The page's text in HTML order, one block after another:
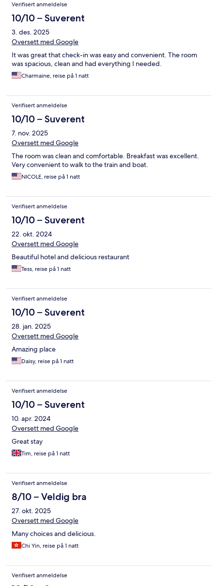
Verifisert anmeldelse
10/10 – Suverent
3. des. 2025
Oversett med Google
It was great that check-in was easy and convenient. The room
was spacious, clean and had everything I needed.
Charmaine, reise på 1 natt
Verifisert anmeldelse
10/10 – Suverent
7. nov. 2025
Oversett med Google
The room was clean and comfortable. Breakfast was excellent.
Very convenient to walk to the train and boat.
NICOLE, reise på 1 natt
Verifisert anmeldelse
10/10 – Suverent
22. okt. 2024
Oversett med Google
Beautiful hotel and delicious restaurant
Tess, reise på 1 natt
Verifisert anmeldelse
10/10 – Suverent
28. jan. 2025
Oversett med Google
Amazing place
Daisy, reise på 1 natt
Verifisert anmeldelse
10/10 – Suverent
10. apr. 2024
Oversett med Google
Great stay
Tim, reise på 1 natt
Verifisert anmeldelse
8/10 – Veldig bra
27. okt. 2025
Oversett med Google
Many choices and delicious.
Chi Yin, reise på 1 natt
Verifisert anmeldelse